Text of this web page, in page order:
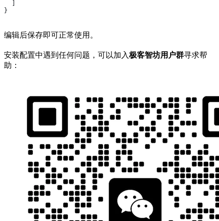
}
编辑后保存即可正常使用。
安装配置中遇到任何问题，可以加入极客智坊用户群寻求帮
助：